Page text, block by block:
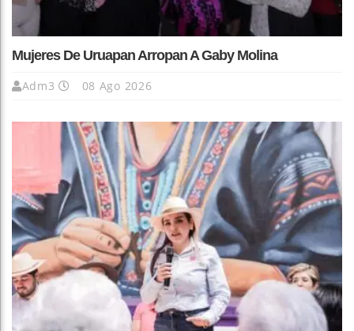
Mujeres De Uruapan Arropan A Gaby Molina
Adm3 08 Ago 2026